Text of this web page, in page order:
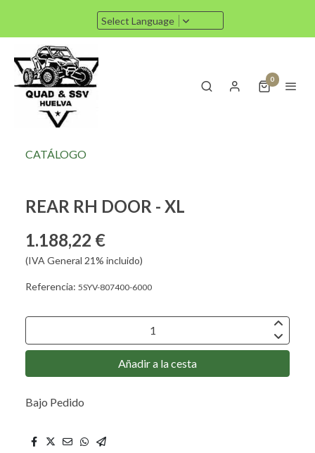
Select Language
0
CATÁLOGO
REAR RH DOOR - XL
1.188,22 €
(IVA General 21% incluido)
Referencia: 5SYV-807400-6000
Añadir a la cesta
Bajo Pedido